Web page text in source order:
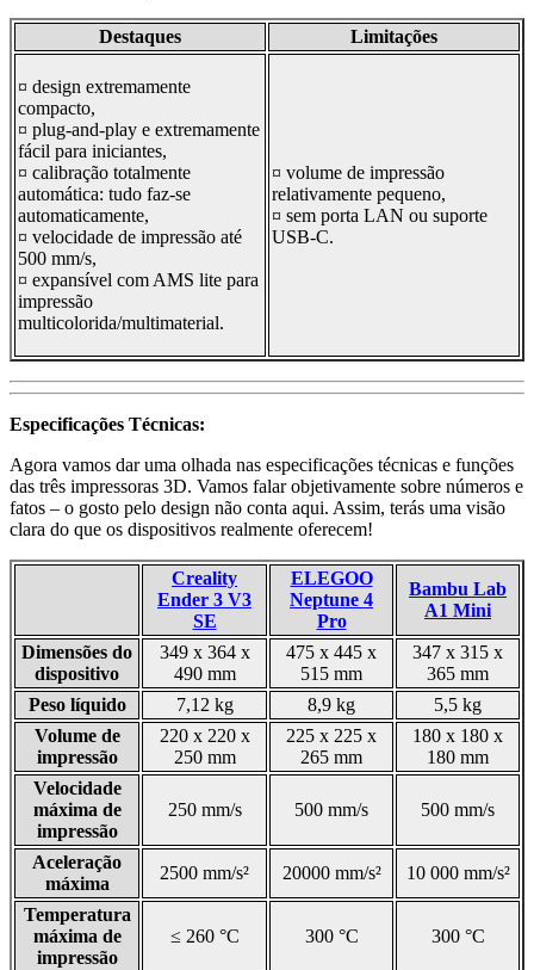
Destaques Limitações
¤ design extremamente
compacto,
¤ plug-and-play e extremamente
fácil para iniciantes,
¤ calibração totalmente
automática: tudo faz-se
automaticamente,
¤ velocidade de impressão até
500 mm/s,
¤ expansível com AMS lite para
impressão
multicolorida/multimaterial.
¤ volume de impressão
relativamente pequeno,
¤ sem porta LAN ou suporte
USB-C.
Especificações Técnicas:
Agora vamos dar uma olhada nas especificações técnicas e funções
das três impressoras 3D. Vamos falar objetivamente sobre números e
fatos – o gosto pelo design não conta aqui. Assim, terás uma visão
clara do que os dispositivos realmente oferecem!
Creality
Ender 3 V3
SE
ELEGOO
Neptune 4
Pro
Bambu Lab
A1 Mini
Dimensões do
dispositivo
349 x 364 x
490 mm
475 x 445 x
515 mm
347 x 315 x
365 mm
Peso líquido
7,12 kg 8,9 kg
5,5 kg
Volume de
impressão
220 x 220 x
250 mm
225 x 225 x
265 mm
180 x 180 x
180 mm
Velocidade
máxima de
impressão
250 mm/s 500 mm/s 500 mm/s
Aceleração
máxima
2500 mm/s² 20000 mm/s² 10 000 mm/s²
Temperatura
máxima de
impressão
≤ 260 °C 300 °C 300 °C